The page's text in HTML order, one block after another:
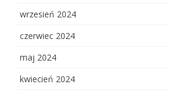
wrzesień 2024
czerwiec 2024
maj 2024
kwiecień 2024